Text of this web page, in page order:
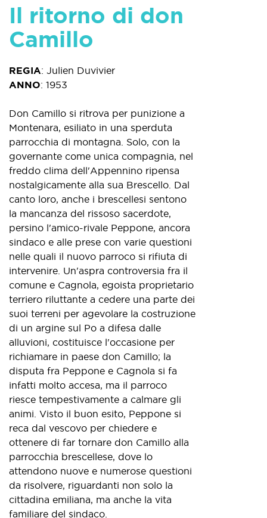
Il ritorno di don
Camillo
REGIA: Julien Duvivier
ANNO: 1953
Don Camillo si ritrova per punizione a
Montenara, esiliato in una sperduta
parrocchia di montagna. Solo, con la
governante come unica compagnia, nel
freddo clima dell'Appennino ripensa
nostalgicamente alla sua Brescello. Dal
canto loro, anche i brescellesi sentono
la mancanza del rissoso sacerdote,
persino l'amico-rivale Peppone, ancora
sindaco e alle prese con varie questioni
nelle quali il nuovo parroco si rifiuta di
intervenire. Un'aspra controversia fra il
comune e Cagnola, egoista proprietario
terriero riluttante a cedere una parte dei
suoi terreni per agevolare la costruzione
di un argine sul Po a difesa dalle
alluvioni, costituisce l'occasione per
richiamare in paese don Camillo; la
disputa fra Peppone e Cagnola si fa
infatti molto accesa, ma il parroco
riesce tempestivamente a calmare gli
animi. Visto il buon esito, Peppone si
reca dal vescovo per chiedere e
ottenere di far tornare don Camillo alla
parrocchia brescellese, dove lo
attendono nuove e numerose questioni
da risolvere, riguardanti non solo la
cittadina emiliana, ma anche la vita
familiare del sindaco.